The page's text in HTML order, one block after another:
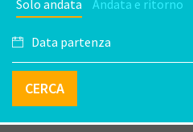
Solo andata Andata e ritorno
CERCA